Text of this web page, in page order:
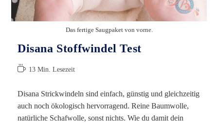
Das fertige Saugpaket von vorne.
Disana Stoffwindel Test
Lesedauer:
13 Min. Lesezeit
Disana Strickwindeln sind einfach, günstig und gleichzeitig
auch noch ökologisch hervorragend. Reine Baumwolle,
natürliche Schafwolle, sonst nichts. Wie du damit dein